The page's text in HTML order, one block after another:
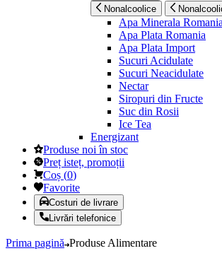
Nonalcoolice
Apa Minerala
Apa Plata Romania
Apa Plata Import
Sucuri Acidulate
Sucuri Neacidulate
Nectar
Siropuri din Fructe
Suc din Rosii
Ice Tea
Energizant
Produse noi în stoc
Preț isteț, promoții
Coș (0)
Favorite
Costuri de livrare
Livrări telefonice
Prima pagină Produse Alimentare